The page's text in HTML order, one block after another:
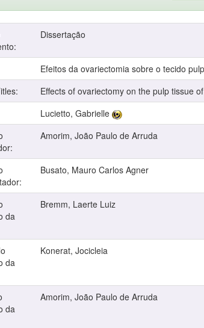
Dissertação
Efeitos da ovariectomia sobre o tecido
Effects of ovariectomy on the pulp tissue
Lucietto, Gabrielle
Amorim, João Paulo de Arruda
Busato, Mauro Carlos Agner
da
Bremm, Laerte Luiz
da
Konerat, Jocicleia
da
Amorim, João Paulo de Arruda